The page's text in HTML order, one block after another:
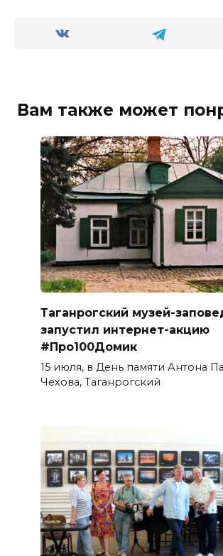
Вам также может
Таганрогский музей-
запустил интернет-акцию
#Про100Домик
15 июля, в День памяти Антона
Чехова, Таганрогский